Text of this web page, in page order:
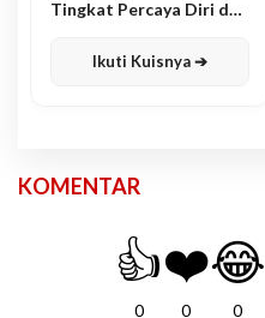
Tingkat Percaya Diri dan
Ikuti Kuisnya ➔
KOMENTAR
👍
0
❤️
0
😂
0